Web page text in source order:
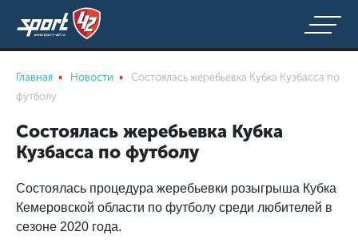
Главная Новости
Состоялась жеребьевка Кубка Кузбасса по
футболу
Состоялась жеребьевка Кубка
Кузбасса по футболу
Состоялась процедура жеребьевки розыгрыша Кубка
Кемеровской области по футболу среди любителей в
сезоне 2020 года.